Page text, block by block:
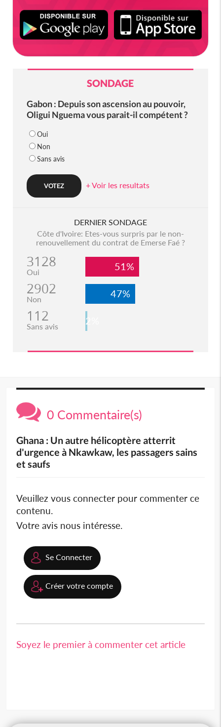
SONDAGE
Gabon : Depuis son ascension au pouvoir,
Oligui Nguema vous parait-il compétent ?
Oui
Non
Sans avis
+ Voir les resultats
DERNIER SONDAGE
Côte d'Ivoire: Etes-vous surpris par le non-
renouvellement du contrat de Emerse Faé ?
3128
Oui 51%
2902
Non 47%
112
Sans avis 2%
0 Commentaire(s)
Ghana : Un autre hélicoptère atterrit
d'urgence à Nkawkaw, les passagers sains
et saufs
Veuillez vous connecter pour commenter ce
contenu.
Votre avis nous intéresse.
Se Connecter
Créer votre compte
Soyez le premier à commenter cet article